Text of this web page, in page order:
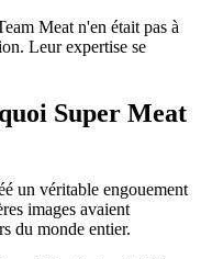
Meat n'en était pas à
Leur expertise se
Super Meat
un véritable engouement
images avaient
du monde entier.